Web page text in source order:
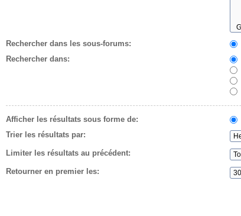
Rechercher dans les sous-forums:
Rechercher dans:
Afficher les résultats sous forme de:
Trier les résultats par:
Limiter les résultats au précédent:
Retourner en premier les: